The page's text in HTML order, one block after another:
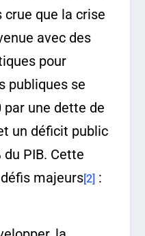
crue que la crise
avec des
pour
publiques se
une dette de
un déficit public
du PIB. Cette
majeurs[2] :